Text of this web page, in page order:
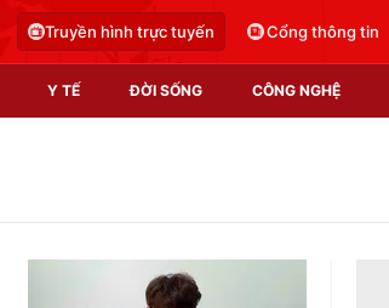
Truyền hình trực tuyến Cổng thông tin
Y TẾ ĐỜI SỐNG CÔNG NGHỆ